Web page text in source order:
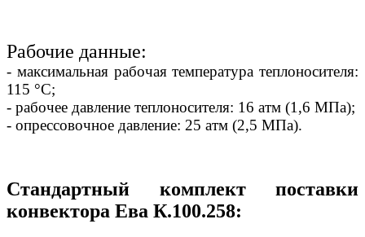
Рабочие данные:
- максимальная рабочая температура теплоносителя:
115 °С;
- рабочее давление теплоносителя: 16 атм (1,6 МПа);
- опрессовочное давление: 25 атм (2,5 МПа).
Стандартный комплект поставки
конвектора Ева К.100.258: